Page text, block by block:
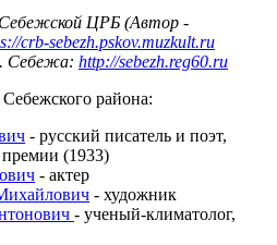
Себежской ЦРБ (Автор -
crb-sebezh.pskov.muzkult.ru
Себежа: http://sebezh.reg60.ru
района:
- русский писатель и поэт,
премии (1933)
- актер
- художник
- ученый-климатолог,